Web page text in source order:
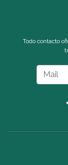
Todo contacto